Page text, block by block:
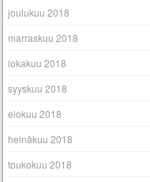
joulukuu 2018
marraskuu 2018
lokakuu 2018
syyskuu 2018
elokuu 2018
heinäkuu 2018
toukokuu 2018